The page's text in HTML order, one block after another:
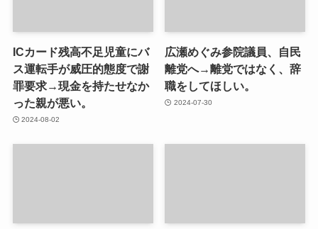
ICカード残高不足児童にバ
ス運転手が威圧的態度で謝
罪要求→現金を持たせなか
った親が悪い。
2024-08-02
広瀬めぐみ参院議員、自民
離党へ→離党ではなく、辞
職をしてほしい。
2024-07-30